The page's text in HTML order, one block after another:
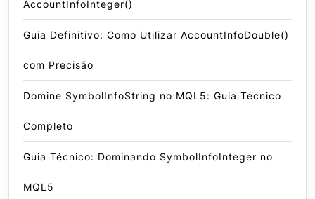
AccountInfoInteger()
Guia Definitivo: Como Utilizar AccountInfoDouble()
com Precisão
Domine SymbolInfoString no MQL5: Guia Técnico
Completo
Guia Técnico: Dominando SymbolInfoInteger no
MQL5